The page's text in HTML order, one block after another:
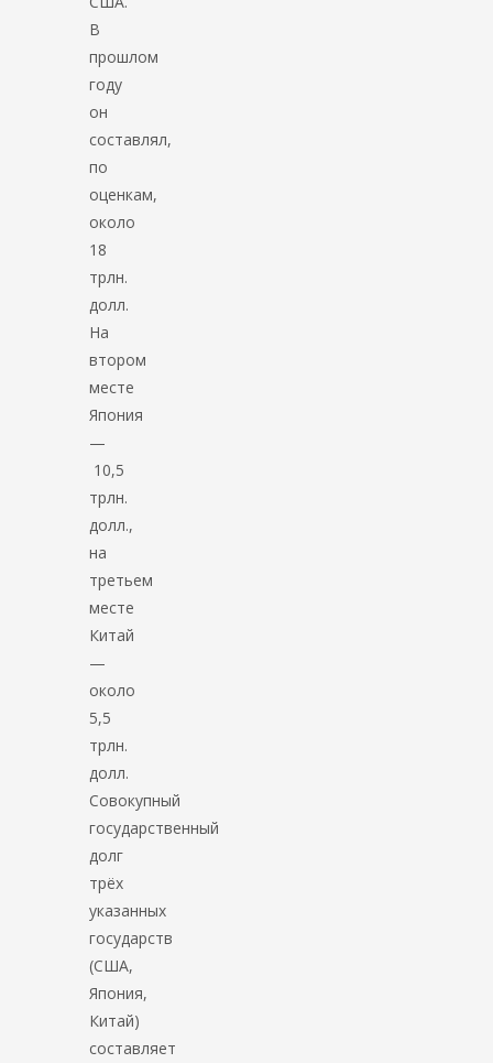
В
прошлом
году
он
составлял,
по
оценкам,
около
18
трлн.
долл.
На
втором
месте
Япония
—
10,5
трлн.
долл.,
на
третьем
месте
Китай
—
около
5,5
трлн.
долл.
Совокупный
государственный
долг
трёх
указанных
государств
(США,
Япония,
Китай)
составляет